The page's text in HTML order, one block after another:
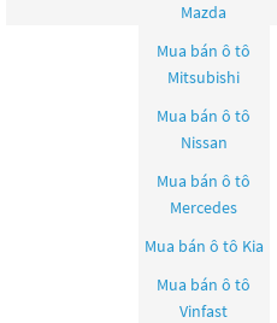
Mazda
Mua bán ô tô
Mitsubishi
Mua bán ô tô
Nissan
Mua bán ô tô
Mercedes
Mua bán ô tô Kia
Mua bán ô tô
Vinfast